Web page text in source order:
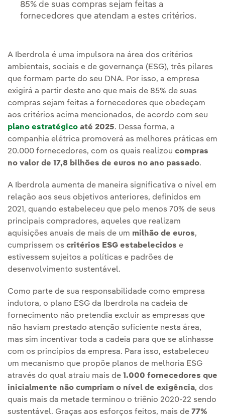
85% de suas compras sejam feitas a
fornecedores que atendam a estes critérios.
A Iberdrola é uma impulsora na área dos critérios
ambientais, sociais e de governança (ESG), três pilares
que formam parte do seu DNA. Por isso, a empresa
exigirá a partir deste ano que mais de 85% de suas
compras sejam feitas a fornecedores que obedeçam
aos critérios acima mencionados, de acordo com seu
plano estratégico até 2025. Dessa forma, a
companhia elétrica promoverá as melhores práticas em
20.000 fornecedores, com os quais realizou compras
no valor de 17,8 bilhões de euros no ano passado.
A Iberdrola aumenta de maneira significativa o nível em
relação aos seus objetivos anteriores, definidos em
2021, quando estabeleceu que pelo menos 70% de seus
principais compradores, aqueles que realizam
aquisições anuais de mais de um milhão de euros,
cumprissem os critérios ESG estabelecidos e
estivessem sujeitos a políticas e padrões de
desenvolvimento sustentável.
Como parte de sua responsabilidade como empresa
indutora, o plano ESG da Iberdrola na cadeia de
fornecimento não pretendia excluir as empresas que
não haviam prestado atenção suficiente nesta área,
mas sim incentivar toda a cadeia para que se alinhasse
com os princípios da empresa. Para isso, estabeleceu
um mecanismo que propõe planos de melhoria ESG
através do qual atraiu mais de 1.000 fornecedores que
inicialmente não cumpriam o nível de exigência, dos
quais mais da metade terminou o triênio 2020-22 sendo
sustentável. Graças aos esforços feitos, mais de 77%